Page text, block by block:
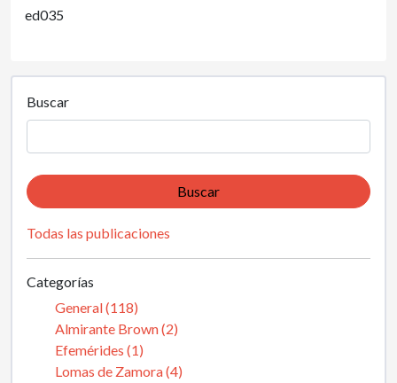
ed035
Buscar
Buscar
Todas las publicaciones
Categorías
General (118)
Almirante Brown (2)
Efemérides (1)
Lomas de Zamora (4)